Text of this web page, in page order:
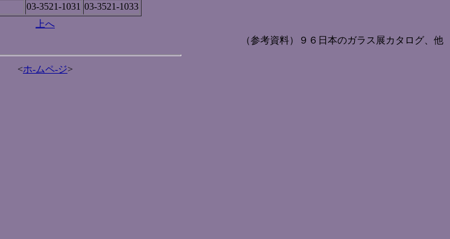
03-3521-1031 03-3521-1033
上へ
（参考資料）９６日本のガラス展カタログ、他
<ホ-ムペ-ジ>